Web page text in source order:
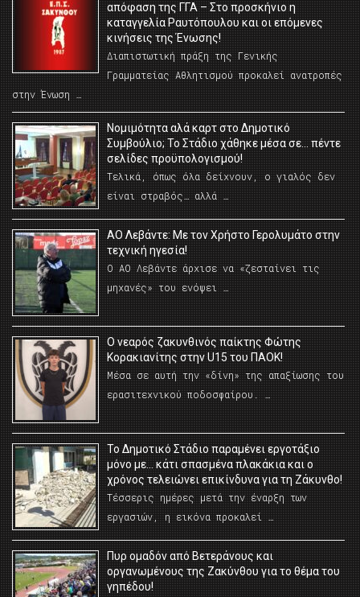
απόφαση της ΓΓΑ – Στο προσκήνιο η
καταγγελία Ραυτόπουλου και οι επόμενες
κινήσεις της Ένωσης!
Διαπιστωτική πράξη της Γενικής
Γραμματείας Αθλητισμού προκαλεί ανατροπές
στην Ένωση …
Νομιμότητα αλά καρτ στο Δημοτικό
Συμβούλιο; Το Στάδιο χάθηκε μέσα σε… πέντε
σελίδες προϋπολογισμού!
Τελικά, όπως όλα δείχνουν, ο γιαλός δεν
είναι στραβός… αλλά …
ΑΟ Λεβάντε: Με τον Χρήστο Γερολυμάτο στην
τεχνική ηγεσία!
Ο ΑΟ Λεβάντε άρχισε να «ζεσταίνει τις
μηχανές» του ενόψει …
O νεαρός ζακυνθινός παίκτης Φώτης
Κορακιανίτης στην U15 του ΠΑΟΚ!
Μέσα σε αυτή την «δίνη» της απαξίωσης του
ερασιτεχνικού ποδοσφαίρου. …
Το Δημοτικό Στάδιο παραμένει εργοτάξιο
μόνο με… κάτι σπασμένα πλακάκια και ο
χρόνος τελειώνει επικίνδυνα για τη Ζάκυνθο!
Τέσσερις ημέρες μετά την έναρξη των
εργασιών, η εικόνα προκαλεί …
Πυρ ομαδόν από Βετεράνους και
οργανωμένους της Ζακύνθου για το θέμα του
γηπέδου!